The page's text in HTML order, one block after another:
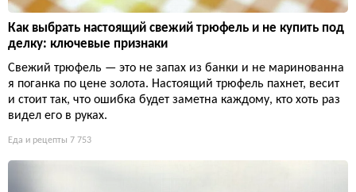
Как выбрать настоящий свежий трюфель и не купить под
делку: ключевые признаки
Свежий трюфель — это не запах из банки и не маринованна
я поганка по цене золота. Настоящий трюфель пахнет, весит
и стоит так, что ошибка будет заметна каждому, кто хоть раз
видел его в руках.
Еда и рецепты 7 753